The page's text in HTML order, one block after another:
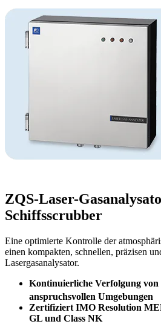
ZQS-Laser-
Schiffsscrubber
Eine optimierte Kontrolle der
einen kompakten, schnellen, präzisen
Lasergasanalysator.
Kontinuierliche Verfolgung von
anspruchsvollen Umgebungen
Zertifiziert IMO Resolution
GL und Class NK